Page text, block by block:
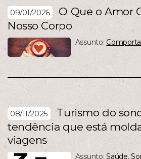
09/01/2026
O Que o Amor
Nosso Corpo
Assunto:
08/11/2025
Turismo do
tendência que está
viagens
Assunto:Saúde,